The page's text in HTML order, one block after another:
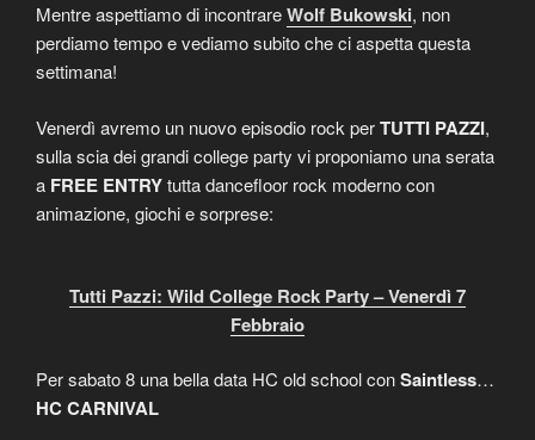
Mentre aspettiamo di incontrareWolf Bukowski, non
perdiamo tempo e vediamo subito che ci aspetta questa
settimana!
Venerdì avremo un nuovo episodio rock perTUTTI PAZZI,
sulla scia dei grandi college party vi proponiamo una serata
a FREE ENTRYtutta dancefloor rock moderno con
animazione, giochi e sorprese:
Tutti Pazzi: Wild College Rock Party – Venerdì 7
Febbraio
Per sabato 8 una bella data HC old school conSaintless…
HC CARNIVAL